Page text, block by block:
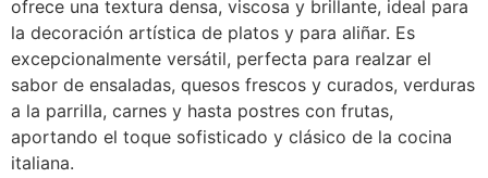
ofrece una textura densa, viscosa y brillante, ideal para
la decoración artística de platos y para aliñar. Es
excepcionalmente versátil, perfecta para realzar el
sabor de ensaladas, quesos frescos y curados, verduras
a la parrilla, carnes y hasta postres con frutas,
aportando el toque sofisticado y clásico de la cocina
italiana.